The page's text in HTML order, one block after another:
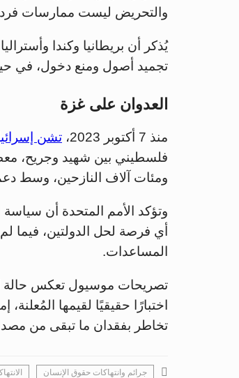
والتحريض ليست ممارسات
يُذكر أن بريطانيا وكندا
تجميد أصول ومنع دخول، في حين
العدوان على غزة
منذ 7 أكتوبر 2023، تشن
ومئات آلاف النازحين، وسط
وتؤكد الأمم المتحدة أن سياسة
أي فرصة لحل الدولتين، فيما
المساعدات.
تصريحات موسيول تعكس حالة
اختبارًا حقيقيًا لقيمها المُعلنة،
تخاطر بفقدان ما تبقى من
جرائم وانتهاكات حقوق الإنسان